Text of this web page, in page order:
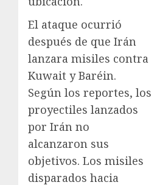
El ataque ocurrió
después de que Irán
lanzara misiles contra
Kuwait y Baréin.
Según los reportes, los
proyectiles lanzados
por Irán no
alcanzaron sus
objetivos. Los misiles
disparados hacia